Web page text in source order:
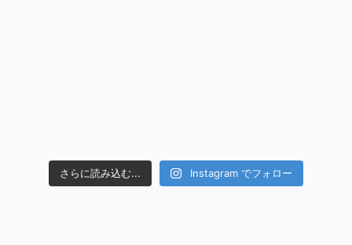
さらに読み込む... Instagram でフォロー